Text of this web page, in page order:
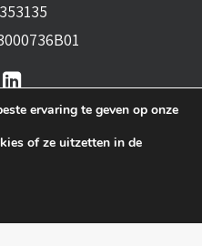
ervaring te geven op onze
of ze uitzetten in de